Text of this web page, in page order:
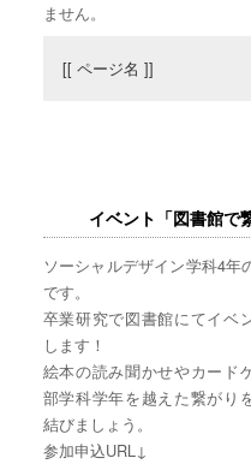
ません。
[[ ページ名 ]]
イベント「図書館で
ソーシャルデザイン学科4年
です。
卒業研究で図書館にてイベ
します！
絵本の読み聞かせやカード
部学科学年を越えた繋がり
結びましょう。
参加申込URL↓